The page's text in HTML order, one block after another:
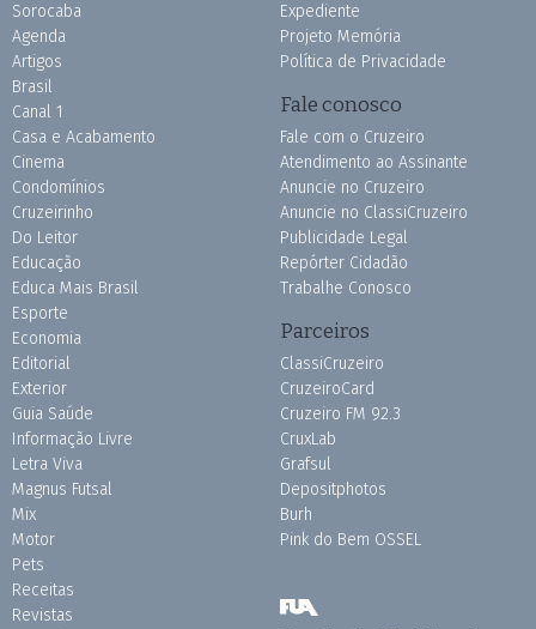
Sorocaba
Agenda
Artigos
Brasil
Canal 1
Casa e Acabamento
Cinema
Condomínios
Cruzeirinho
Do Leitor
Educação
Educa Mais Brasil
Esporte
Economia
Editorial
Exterior
Guia Saúde
Informação Livre
Letra Viva
Magnus Futsal
Mix
Motor
Pets
Receitas
Revistas
Expediente
Projeto Memória
Política de Privacidade
Fale conosco
Fale com o Cruzeiro
Atendimento ao Assinante
Anuncie no Cruzeiro
Anuncie no ClassiCruzeiro
Publicidade Legal
Repórter Cidadão
Trabalhe Conosco
Parceiros
ClassiCruzeiro
CruzeiroCard
Cruzeiro FM 92.3
CruxLab
Grafsul
Depositphotos
Burh
Pink do Bem OSSEL